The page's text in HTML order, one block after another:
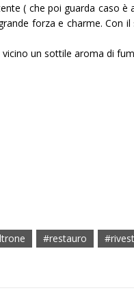
( che poi guarda caso è
forza e charme. Con
un sottile aroma di
#restauro